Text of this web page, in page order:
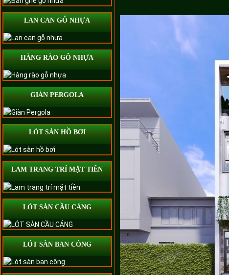
LAN CAN GỖ NHỰA
HÀNG RÀO GỖ NHỰA
GIÀN PERGOLA
LÓT SÀN HỒ BƠI
LAM TRANG TRÍ MẶT TIỀN
LÓT SÀN CẦU CẢNG
LÓT SÀN BAN CÔNG